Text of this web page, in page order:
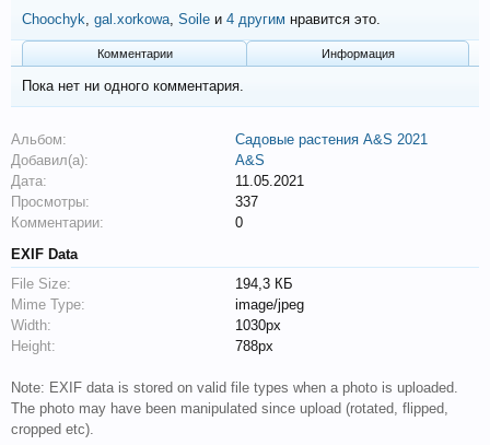
Choochyk, gal.xorkowa, Soile и 4 другим нравится это.
Комментарии Информация
Пока нет ни одного комментария.
Альбом:
Садовые растения A&S 2021
Добавил(а):
A&S
Дата:
11.05.2021
Просмотры:
337
Комментарии:
0
EXIF Data
File Size:
194,3 КБ
Mime Type:
image/jpeg
Width:
1030px
Height:
788px
Note: EXIF data is stored on valid file types when a photo is uploaded.
The photo may have been manipulated since upload (rotated, flipped,
cropped etc).